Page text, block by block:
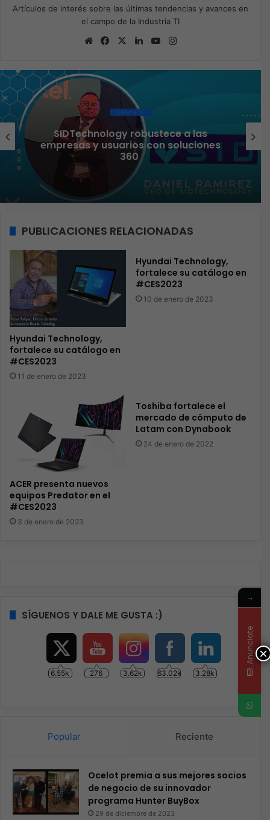
Artículos de interés sobre las últimas tendencias y avances en
el campo de la Industria TI
Sitio
Facebook
X LinkedInYouTube
Liderazgo femenino que
sector TI
PUBLICACIONES RELACIONADAS
Hyundai Technology,
fortalece su catálogo en
#CES2023
11 de enero de 2023
Hyundai Technology,
fortalece su catálogo en
#CES2023
10 de enero de 2023
ACER presenta nuevos
equipos Predator en el
#CES2023
3 de enero de 2023
Toshiba fortalece el
mercado de cómputo de
Latam con Dynabook
24 de enero de 2022
SÍGUENOS Y DALE ME GUSTA :)
6.55k 276 3.62k 63.02k 3.28k
Popular Reciente
Ocelot premia a sus mejores socios
de negocio de su innovador
programa Hunter BuyBox
29 de diciembre de 2023
×
→
Anunciate